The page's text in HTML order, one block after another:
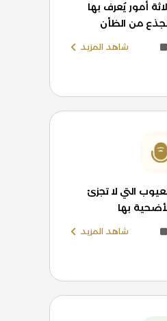
أمور يُعرف بها
من الظأن
شاهد المزيد
التي لا تجزئ
بها
شاهد المزيد